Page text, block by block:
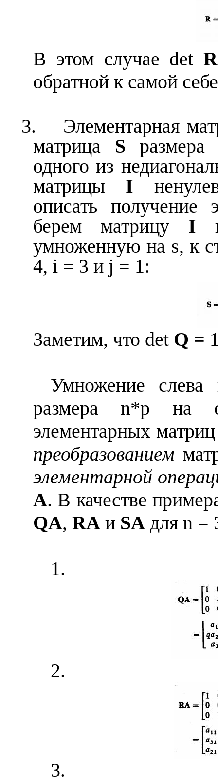
В этом случае det R
обратной к самой
3.
Элементарная
матрица S
одного из
матрицы I
описать получение
берем матрицу I
умноженную на s, к
4, i = 3 и j = 1:
Заметим, что det Q =
Умножение
размера n*p на
элементарных
преобразованием
элементарной
A. В качестве
QA, RA и SA для n =
1.
2.
3.